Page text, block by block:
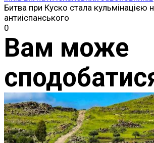
Битва при Куско стала кульмінацією
антиіспанського
0
Вам може